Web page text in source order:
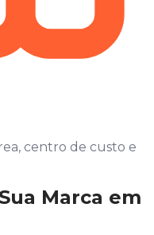
centro de custo e
Marca em